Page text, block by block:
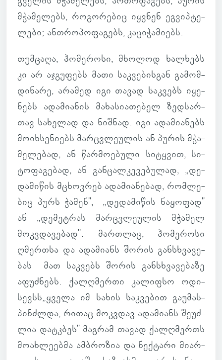
მჭა­მე­ლებს, რო­გო­რე­ბიც იყ­ვნენ ეგ­ვიპ­ტე­
ლები; ან­თრო­პო­ფა­გებს, კა­ცი­ჭა­მი­ებს.
თუმ­ცაღა, ჰო­მე­როსი, მხო­ლოდ ხალ­ხებს
კი არ აჯ­გუ­ფებს მათი საკ­ვე­ბის­გან გა­მომ­
დი­ნარე, არა­მედ იგი თავად საკ­ვებს იყე­
ნებს ადა­მი­ა­ნის მა­ხა­სი­ა­თე­ბელ ზედ­სარ­
თავ სა­ხე­ლად და ნიშ­ნად. იგი ადა­მი­ა­ნებს
მო­იხ­სე­ნი­ებს მარ­ცვლე­უ­ლის ან პურის მჭა­
მე­ლე­ბად, ან წარ­მო­ე­ბული სი­ტყვით, სი­
ტო­ფა­გე­ბად, ან გან­ცალ­კე­ვე­ბუ­ლად, „დე­
და­მი­წის მცხოვ­რებ ადა­მი­ა­ნე­ბად, რომ­ლე­
ბიც პურს ჭამენ", „დე­და­მი­წის ნა­ყო­ფად"
ან „დე­მეტ­რას მარ­ცვლე­უ­ლის მჭა­მელ
მოკ­ვდა­ვე­ბად". მარ­თლაც, ჰო­მე­როსი
ღმერ­თსა და ადა­მი­ანს შორის გან­სხვა­ვე­
ბას მათ საკ­ვებს შორის გან­სხვა­ვე­ბაზე
აფუძ­ნებს. ქალღმერთი კა­ლიფსო ოდი­
სევსს„ყველა იმ სახის საკ­ვე­ბით გა­უ­მას­
პინ­ძლდა, რითაც მოკ­ვდავ ადა­მი­ანს შე­უძ­
ლია დატ­კბეს" მაგ­რამ თავად ქალღმერთს
მო­ახ­ლე­ებმა ამ­ბრო­ზია და ნექ­ტარი მი­არ­